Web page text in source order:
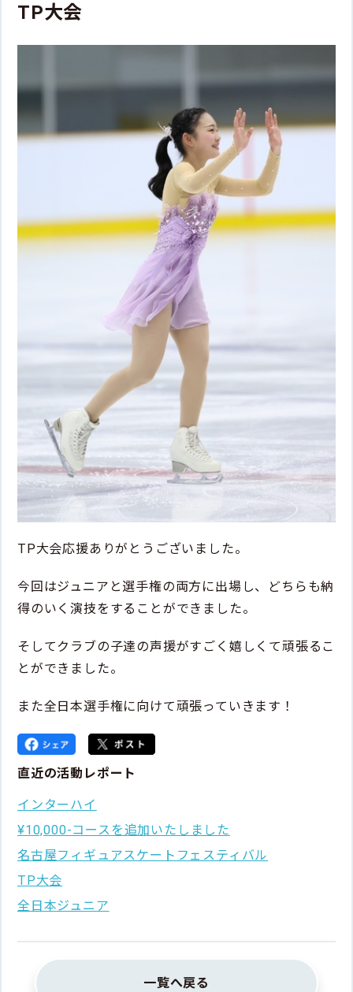
TP大会
TP大会応援ありがとうございました。
今回はジュニアと選手権の両方に出場し、どちらも納
得のいく演技をすることができました。
そしてクラブの子達の声援がすごく嬉しくて頑張るこ
とができました。
また全日本選手権に向けて頑張っていきます！
直近の活動レポート
インターハイ
¥10,000-コースを追加いたしました
名古屋フィギュアスケートフェスティバル
TP大会
全日本ジュニア
一覧へ戻る